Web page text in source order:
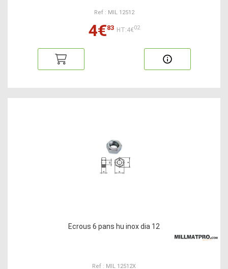
Ref : MIL 12512
4€83 HT:4€02
Ecrous 6 pans hu inox dia 12
Ref : MIL 12512X